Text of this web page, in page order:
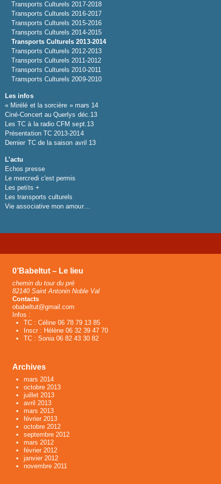
Transports Culturels 2017-2018
Transports Culturels 2016-2017
Transports Culturels 2015-2016
Transports Culturels 2014-2015
Transports Culturels 2013-2014
Transports Culturels 2012-2013
Transports Culturels 2011-2012
Transports Culturels 2010-2011
Transports Culturels 2009-2010
Les infos
« Mirélé et la sorcière » mars 14
Ciné-Concert au Querlys déc.13
Les TC à la radio CFM sept.13
Présentation TC 2013-2014
Dernier TC de la saison avril 13
L’actu
Echos presse
Le mercredi c'est permis
Les petits +
Les transports culturels
Vie associative mon amour…
0’Babeltut – Le lieu
chemin du tour du pré
82140 Saint Antonin Noble Val
Contacts
obabeltut@gmail.com
Infos :
TC : Céline 06 78 79 13 85
Inscr : Hélène 06 32 39 47 70
TC : Sonia 06 82 43 30 82
Archives
mars 2014
octobre 2013
juillet 2013
avril 2013
mars 2013
février 2013
octobre 2012
septembre 2012
mars 2012
février 2012
janvier 2012
novembre 2011